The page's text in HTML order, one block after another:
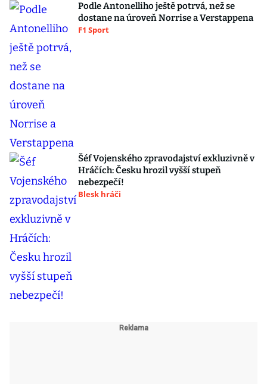
Podle Antonelliho ještě potrvá, než se
dostane na úroveň Norrise a Verstappena
F1 Sport
Šéf Vojenského zpravodajství exkluzivně v
Hráčích: Česku hrozil vyšší stupeň
nebezpečí!
Blesk hráči